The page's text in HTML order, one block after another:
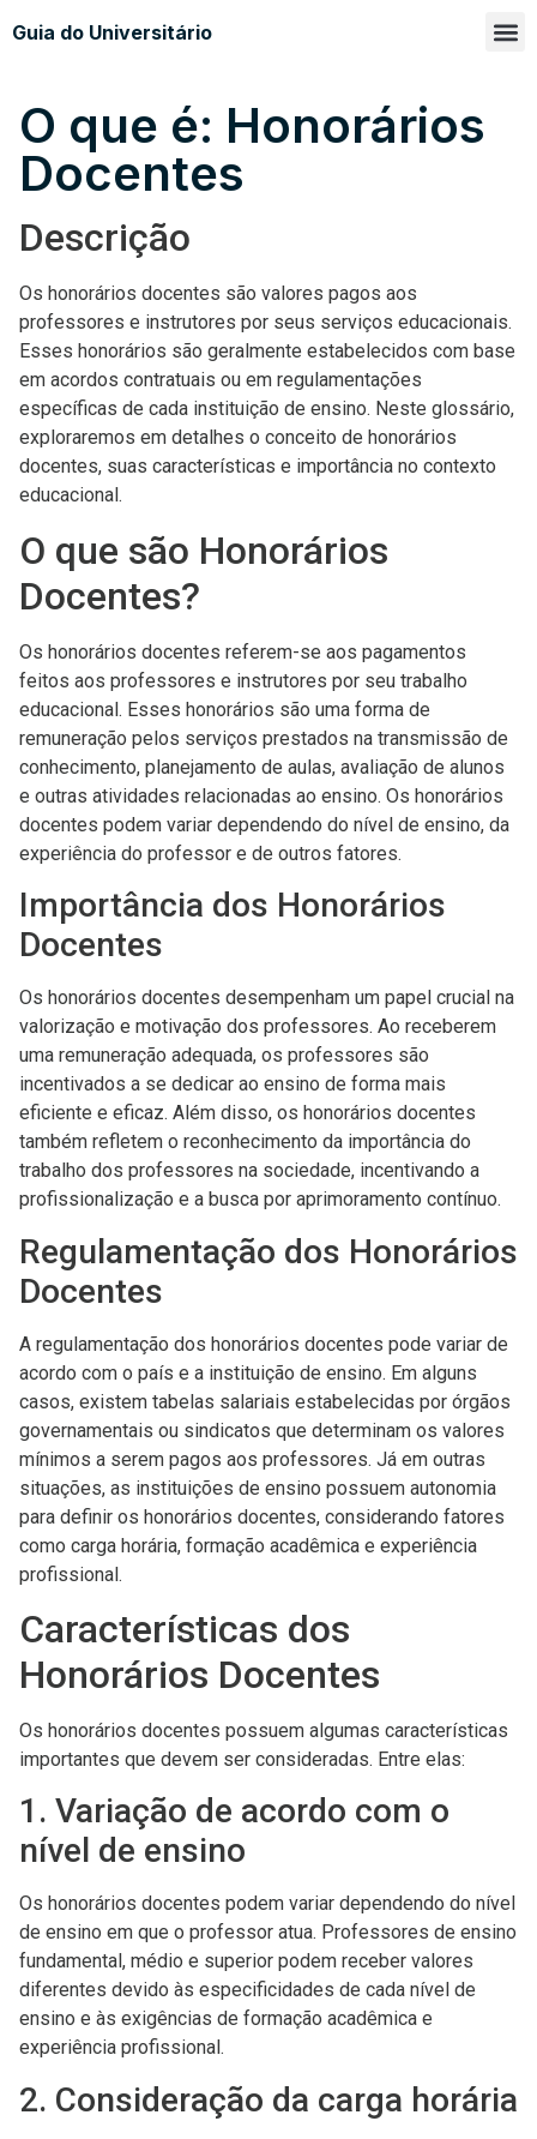
Guia do Universitário
O que é: Honorários
Docentes
Descrição
Os honorários docentes são valores pagos aos
professores e instrutores por seus serviços educacionais.
Esses honorários são geralmente estabelecidos com base
em acordos contratuais ou em regulamentações
específicas de cada instituição de ensino. Neste glossário,
exploraremos em detalhes o conceito de honorários
docentes, suas características e importância no contexto
educacional.
O que são Honorários
Docentes?
Os honorários docentes referem-se aos pagamentos
feitos aos professores e instrutores por seu trabalho
educacional. Esses honorários são uma forma de
remuneração pelos serviços prestados na transmissão de
conhecimento, planejamento de aulas, avaliação de alunos
e outras atividades relacionadas ao ensino. Os honorários
docentes podem variar dependendo do nível de ensino, da
experiência do professor e de outros fatores.
Importância dos Honorários
Docentes
Os honorários docentes desempenham um papel crucial na
valorização e motivação dos professores. Ao receberem
uma remuneração adequada, os professores são
incentivados a se dedicar ao ensino de forma mais
eficiente e eficaz. Além disso, os honorários docentes
também refletem o reconhecimento da importância do
trabalho dos professores na sociedade, incentivando a
profissionalização e a busca por aprimoramento contínuo.
Regulamentação dos Honorários
Docentes
A regulamentação dos honorários docentes pode variar de
acordo com o país e a instituição de ensino. Em alguns
casos, existem tabelas salariais estabelecidas por órgãos
governamentais ou sindicatos que determinam os valores
mínimos a serem pagos aos professores. Já em outras
situações, as instituições de ensino possuem autonomia
para definir os honorários docentes, considerando fatores
como carga horária, formação acadêmica e experiência
profissional.
Características dos
Honorários Docentes
Os honorários docentes possuem algumas características
importantes que devem ser consideradas. Entre elas:
1. Variação de acordo com o
nível de ensino
Os honorários docentes podem variar dependendo do nível
de ensino em que o professor atua. Professores de ensino
fundamental, médio e superior podem receber valores
diferentes devido às especificidades de cada nível de
ensino e às exigências de formação acadêmica e
experiência profissional.
2. Consideração da carga horária